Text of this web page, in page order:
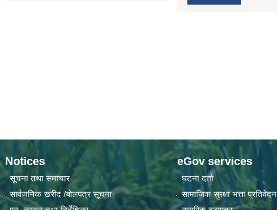
Notices
सूचना तथा समाचार
सार्वजनिक खरीद /बोलपत्र सूचना
eGov services
घटना दर्ता
सामाजिक सुरक्षा भत्ता प्रतिवेदन